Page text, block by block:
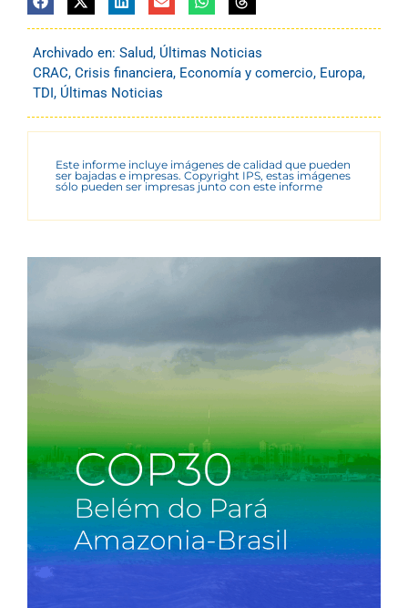
Archivado en: Salud, Últimas Noticias
CRAC, Crisis financiera, Economía y comercio, Europa,
TDI, Últimas Noticias
Este informe incluye imágenes de calidad que pueden
ser bajadas e impresas. Copyright IPS, estas imágenes
sólo pueden ser impresas junto con este informe